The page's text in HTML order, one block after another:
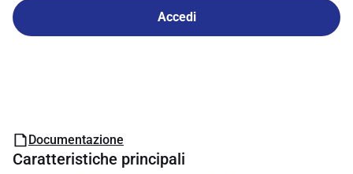
Accedi
Documentazione
Caratteristiche principali